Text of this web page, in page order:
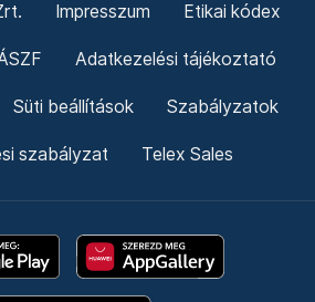
Impresszum Etikai kódex
Adatkezelési tájékoztató
Süti beállítások Szabályzatok
szabályzat Telex Sales